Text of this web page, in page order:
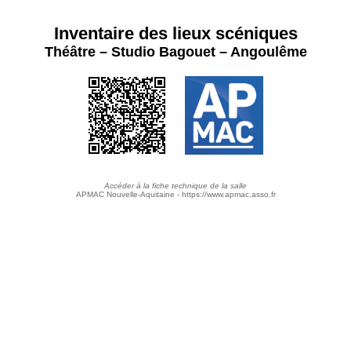
Inventaire des lieux scéniques
Théâtre – Studio Bagouet – Angoulême
Accéder à la fiche technique de la salle
APMAC Nouvelle-Aquitaine - https://www.apmac.asso.fr